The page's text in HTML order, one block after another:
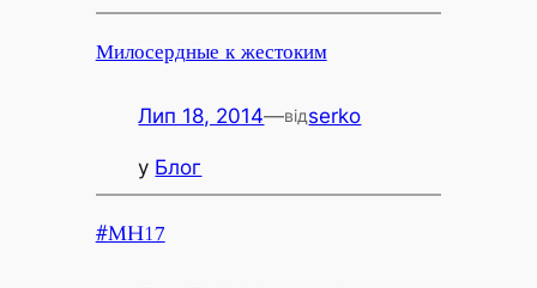
Милосердные к жестоким
Лип 18, 2014—відserko
у Блог
#MH17